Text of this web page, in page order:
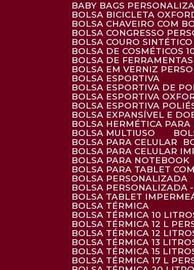
BABY BAGS
BOLSA BICICLETA
BOLSA CHAVEIRO COM
BOLSA CONGRESSO
BOLSA COURO
BOLSA DE COSMÉTICOS
BOLSA DE FERRAMENTAS
BOLSA EM VERNIZ
BOLSA ESPORTIVA
BOLSA ESPORTIVA DE
BOLSA ESPORTIVA
BOLSA ESPORTIVA
BOLSA EXPANSÍVEL E
BOLSA HERMÉTICA
BOLSA MULTIUSO
BOLSA PARA CELULAR
BOLSA PARA CELULAR
BOLSA PARA NOTEBOOK
BOLSA PARA TABLET
BOLSA PERSONALIZADA
BOLSA PERSONALIZADA
BOLSA TABLET
BOLSA TÉRMICA
BOLSA TÉRMICA 10
BOLSA TÉRMICA 12 L
BOLSA TÉRMICA 12
BOLSA TÉRMICA 13
BOLSA TÉRMICA 15
BOLSA TÉRMICA 17 L